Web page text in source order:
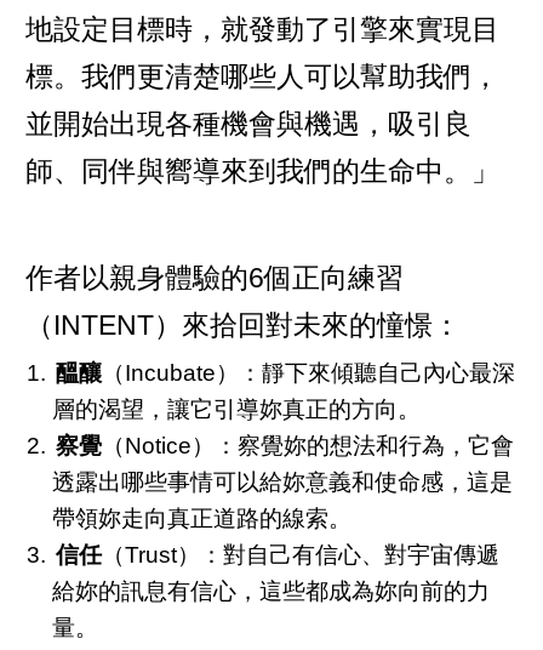
地設定目標時，就發動了引擎來實現目
標。我們更清楚哪些人可以幫助我們，
並開始出現各種機會與機遇，吸引良
師、同伴與嚮導來到我們的生命中。」
作者以親身體驗的6個正向練習
（INTENT）來拾回對未來的憧憬：
醞釀 （Incubate）：靜下來傾聽自己內心最深
層的渴望，讓它引導妳真正的方向。
察覺 （Notice）：察覺妳的想法和行為，它會
透露出哪些事情可以給妳意義和使命感，這是
帶領妳走向真正道路的線索。
信任（Trust）：對自己有信心、對宇宙傳遞
給妳的訊息有信心，這些都成為妳向前的力
量。